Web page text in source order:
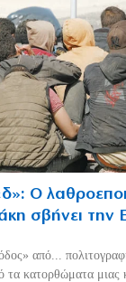
Ο
σβήνει την
από...
τα κατορθώματα μιας